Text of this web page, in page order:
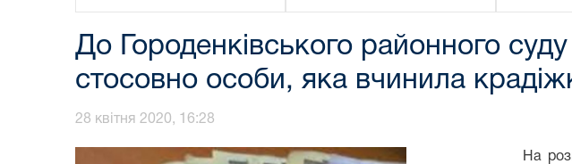
До Городенківського районного
стосовно особи, яка вчинила
28 квітня 2020, 16:28
На